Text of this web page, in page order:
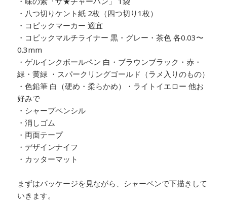
・八つ切りケント紙 2枚（四つ切り1枚）
・コピックマーカー 適宜
・コピックマルチライナー 黒・グレー・茶色 各0.03〜
0.3mm
・ゲルインクボールペン 白・ブラウンブラック・赤・
緑・黄緑 ・スパークリングゴールド（ラメ入りのもの）
・色鉛筆 白（硬め・柔らかめ）・ライトイエロー 他お
好みで
・シャープペンシル
・消しゴム
・両面テープ
・デザインナイフ
・カッターマット
まずはパッケージを見ながら、シャーペンで下描きして
いきます。